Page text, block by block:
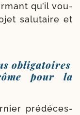
qu’il vou­
salu­taire et
obligatoires
pour la
pré­dé­ces­